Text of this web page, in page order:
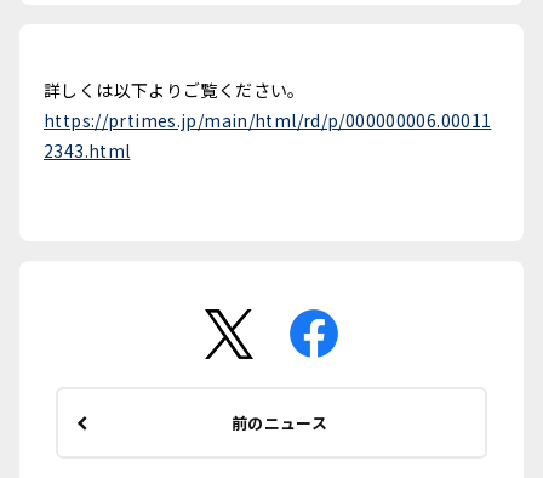
詳しくは以下よりご覧ください。
https://prtimes.jp/main/html/rd/p/000000006.00011
2343.html
前のニュース